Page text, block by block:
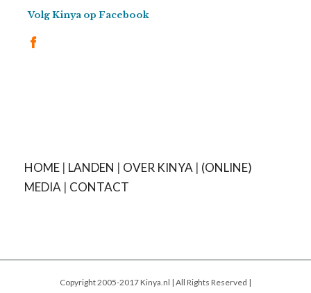
Volg Kinya op Facebook
HOME| LANDEN | OVER KINYA | (ONLINE)
MEDIA | CONTACT
Copyright 2005-2017 Kinya.nl | All Rights Reserved |